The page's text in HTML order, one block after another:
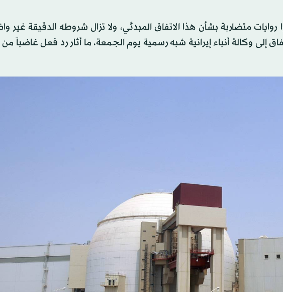
روايات متضاربة بشأن هذا الاتفاق المبدئي، ولا تزال شروطه الدقيقة غير
وكالة أنباء إيرانية شبه رسمية يوم الجمعة، ما أثار رد فعل غاضباً